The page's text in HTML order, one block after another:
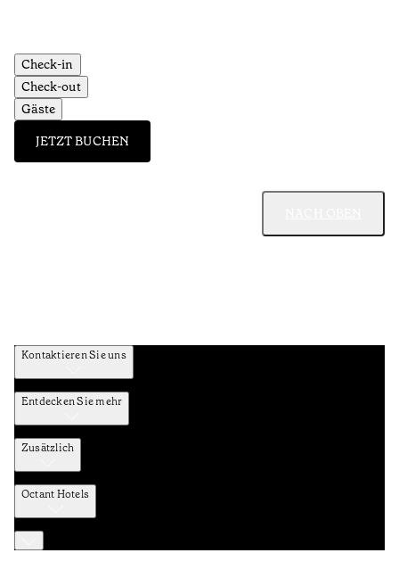
Check-in
Check-out
Gäste
JETZT BUCHEN
Kontaktieren Sie uns
Entdecken Sie mehr
Zusätzlich
Octant Hotels